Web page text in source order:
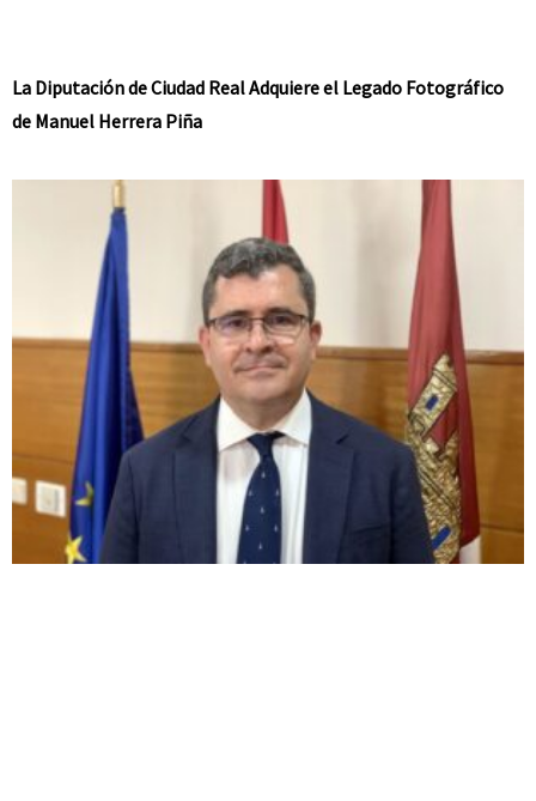
La Diputación de Ciudad Real Adquiere el Legado Fotográfico
de Manuel Herrera Piña